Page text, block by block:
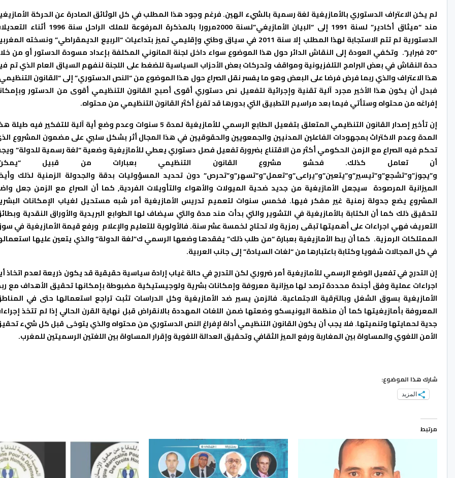
لم يكن الاعتراف الدستوري بالأمازيغية لغة رسمية بالشيء الهين. فرغم وجود هذا المطلب في كل الوثائق الصادرة عن الحركة
مند “ميثاق أكادير” لسنة 1991 إلى “البيان الأمازيغي”لسنة 2000مرورا بالمذكرة المرفوعة للملك الراحل سنة
الدستورية لم تتم الاستجابة لهذا المطلب إلا سنة 2011 في سياق وطني وإقليمي تميز بتداعيات “الربيع الديمقراطي” ونسخته
“20 فبراير”. وتكفي العودة إلى النقاش الدائر حول هذا الموضوع سواء داخل لجنة المانوني المكلفة بإعداد مسودة الدستور أو من
حدة النقاش في بعض البرامج التلفزيونية ومواقف وتحركات بعض الأحزاب السياسية للضغط على اللجنة لنفهم السياق العام الذي تم
هذا الاعتراف والذي ربما فرض فرضا على البعض وهو ما يفسر نقل الصراع حول هذا الموضوع من “النص الدستوري” إلى “القانون
فبدل أن يكون هذا الأخير مجرد آلية تقنية وإجرائية لتفعيل نص دستوري أقوى أصبح القانون التنظيمي أقوى من الدستور
إفراغه من محتواه وستأتي فيما بعد مراسيم التطبيق التي بدورها قد تفرغ أكثر القانون التنظيمي من محتواه.
إن تأخير إصدار القانون التنظيمي المتعلق بتفعيل الطابع الرسمي للأمازيغية لمدة 5 سنوات وعدم وضع أية آلية للتفكير فيه
المدة وعدم الاكتراث بمجهودات الفاعلين المدنيين والجمعويين والحقوقيين في هذا المجال أثر بشكل سلبي على مضمون المشروع
تحكم فيه الصراع مع الزمن الحكومي أكثر من الاقتناع بضرورة تفعيل فصل دستوري يعطي للأمازيغية وضعية “لغة رسمية للدولة”
أن تعامل كذلك. فحشو مشروع القانون التنظيمي بعبارات من قبيل
و”يجوز”و”تشجع”و”تيسير”و”يتعين”و”يراعى”و”تعمل”و”تسهر”و”تحرص” دون تحديد المسؤوليات بدقة والجدولة الزمنية لذلك
الميزانية المرصودة سيجعل الأمازيغية من جديد ضحية الميولات والأهواء والتأويلات الفردية, كما أن الصراع مع الزمن جعل
المشروع يضع جدولة زمنية غير مفكر فيها. فخمس سنوات لتعميم تدريس الأمازيغية أمر شبه مستحيل لغياب الإمكانات
لتحقيق ذلك كما أن الكتابة بالأمازيغية في التشوير والتي بدأت مند مدة والتي سيضاف لها الطوابع البريدية والأوراق النقدية
التعريف فهي اجراءات على أهميتها تبقى رمزية ولا تحتاج لخمسة عشر سنة. فالأولوية للتعليم والإعلام ورفع قيمة الأمازيغية في
الممتلكات الرمزية. كما أن ربط الأمازيغية بعبارة “من طلب ذلك” يفقدها وضعها الرسمي ك”لغة الدولة” والذي يتعين عليها
في كل المجالات شفويا وكتابة باعتبارها من “لغات السيادة” إلى جانب العربية.
إن التدرج في تفعيل الوضع الرسمي للأمازيغية أمر ضروري لكن التدرج في حالة غياب إرادة سياسية حقيقية قد يكون ذريعة لعدم اتخاذ
اجراءات عملية وفق أجندة محددة ترصد لها ميزانية معروفة وإمكانات بشرية ولوجيستيكية مضبوطة بإمكانها تحقيق الأهداف مع
الأمازيغية بسوق الشغل وبالترقية الاجتماعية. فالزمن يسير ضد الأمازيغية وكل الدراسات تثبت تراجع استعمالها حتى في
المعروفة بأمازيغيتها كما أن منظمة اليونيسكو وضعتها ضمن اللغات المهددة بالانقراض قبل نهاية القرن الحالي إذا لم تتخذ
جدية لحمايتها وتنميتها. فلا يجب أن يكون القانون التنظيمي أداة لإفراغ النص الدستوري من محتواه والذي يتوخى قبل كل شيء
الأمن اللغوي والمساواة بين المغاربة ورفع الميز الثقافي وتحقيق العدالة اللغوية وإقرار المساواة بين اللغتين الرسميتين للمغرب.
شارك هذا الموضوع:
المزيد
مرتبط